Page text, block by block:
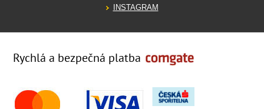
INSTAGRAM
Rychlá a bezpečná platba